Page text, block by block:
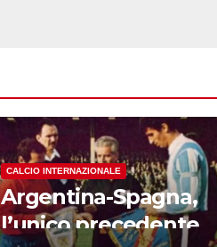
CALCIO INTERNAZIONALE
Argentina-Spagna,
l’unico precedente